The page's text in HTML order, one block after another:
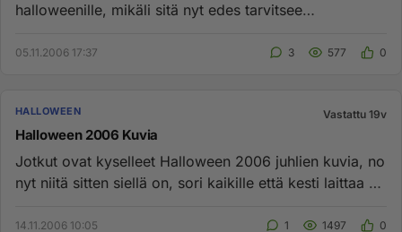
halloweenille, mikäli sitä nyt edes tarvitsee
05.11.2006 17:37 3 577 0
HALLOWEEN Vastattu 19v
Halloween 2006 Kuvia
Jotkut ovat kyselleet Halloween 2006 juhlien kuvia, no
nyt niitä sitten siellä on, sori kaikille että kesti laittaa ne
14.11.2006 10:05 1 1497 0